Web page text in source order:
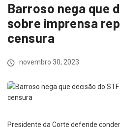
Barroso nega que
sobre imprensa
censura
novembro 30, 2023
Presidente da Corte defende